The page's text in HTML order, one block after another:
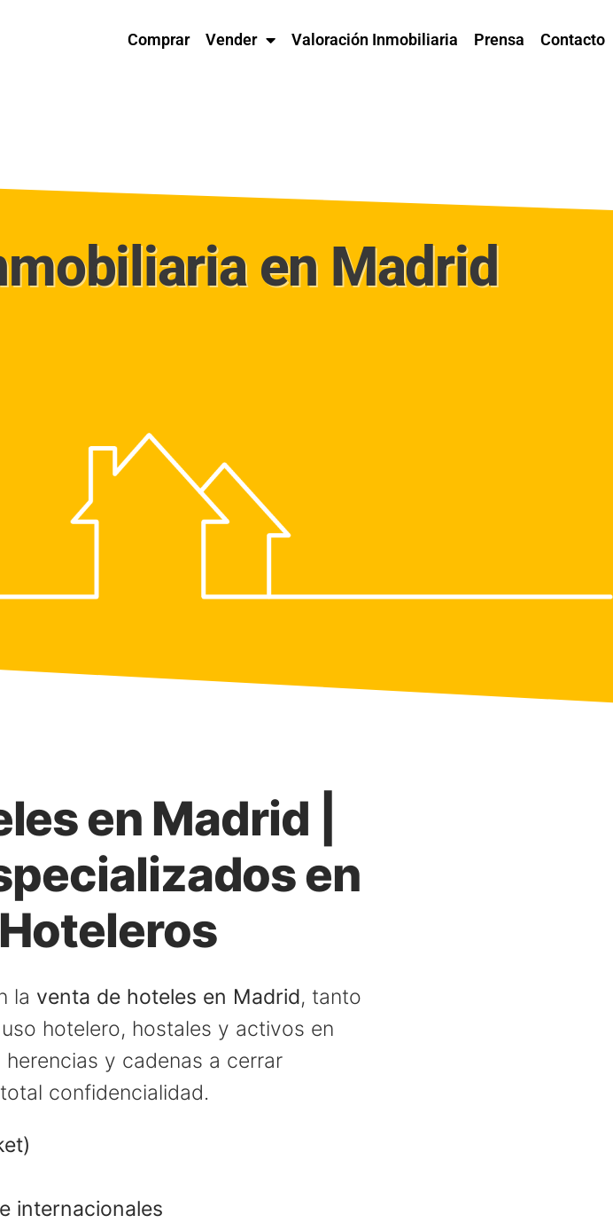
Comprar Vender Valoración Inmobiliaria Prensa Contacto
en Madrid
en Madrid |
en
la venta de hoteles en Madrid, tanto
hotelero, hostales y activos en
y cadenas a cerrar
confidencialidad.
internacionales